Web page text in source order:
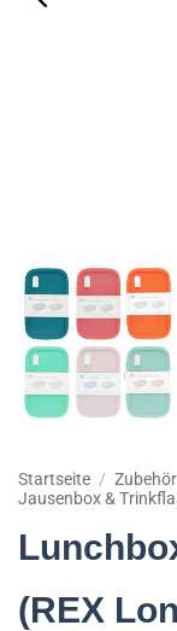
Startseite / Zubehör
Jausenbox &
(REX